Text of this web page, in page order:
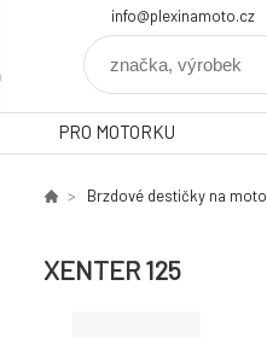
info@plexinamoto.cz
PRO MOTORKU
Brzdové destičky na moto
XENTER 125